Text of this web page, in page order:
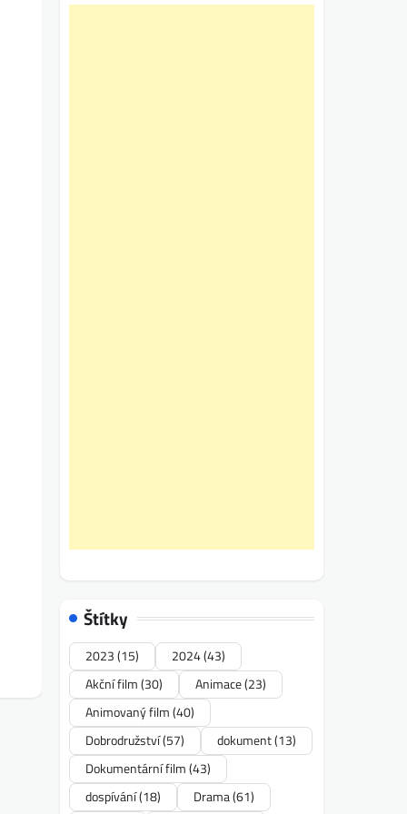
Štítky
2023(15) 2024(43)
Akční film(30) Animace(23)
Animovaný film(40)
Dobrodružství(57) dokument(13)
Dokumentární film(43)
dospívání(18) Drama(61)